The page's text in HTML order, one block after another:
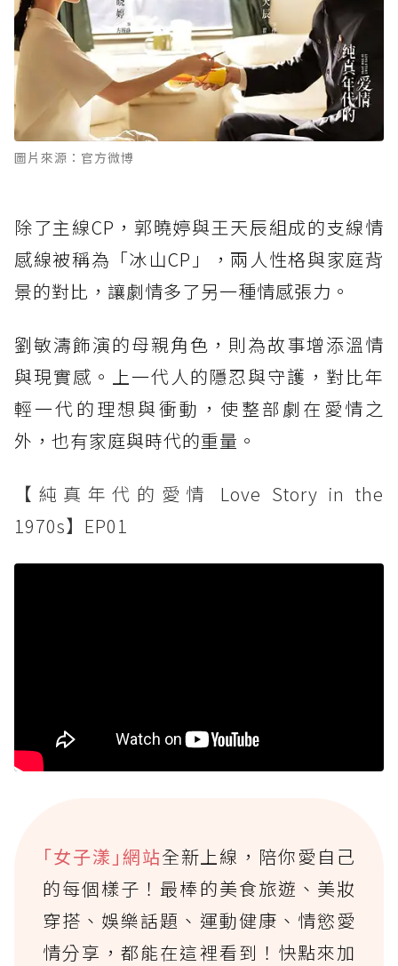
圖片來源：官方微博
除了主線CP，郭曉婷與王天辰組成的支線情
感線被稱為「冰山CP」，兩人性格與家庭背
景的對比，讓劇情多了另一種情感張力。
劉敏濤飾演的母親角色，則為故事增添溫情
與現實感。上一代人的隱忍與守護，對比年
輕一代的理想與衝動，使整部劇在愛情之
外，也有家庭與時代的重量。
【純真年代的愛情 Love Story in the
1970s】EP01
｢女子漾｣網站全新上線，陪你愛自己
的每個樣子！最棒的美食旅遊、美妝
穿搭、娛樂話題、運動健康、情慾愛
情分享，都能在這裡看到！快點來加